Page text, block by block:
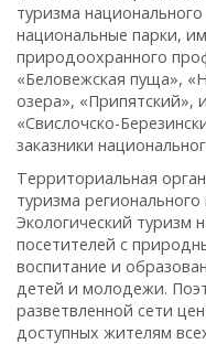
туризма
национальные парки,
природоохранного
«Беловежская пуща»,
озера», «Припятский»,
«Свислочско-
заказники
Территориальная
туризма
Экологический туризм
посетителей с
воспитание и
детей и молодежи.
разветвленной сети
доступных жителям